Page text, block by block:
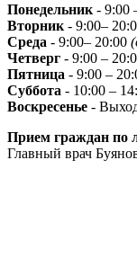
Понедельник - 9:00
Вторник - 9:00–
Среда - 9:00– 20:00
Четверг - 9:00 –
Пятница - 9:00 –
Суббота - 10:00 –
Воскресенье -
Прием граждан по
Главный врач